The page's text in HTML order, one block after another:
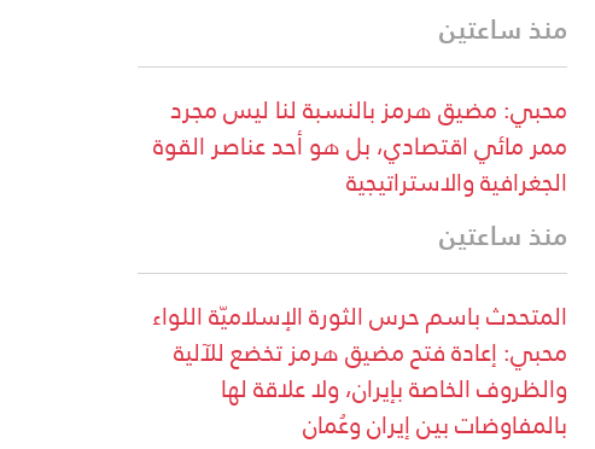
منذ ساعتين
محبي: مضيق هرمز بالنسبة لنا ليس مجرد
ممر مائي اقتصادي، بل هو أحد عناصر القوة
الجغرافية والاستراتيجية
منذ ساعتين
المتحدث باسم حرس الثورة الإسلاميّة اللواء
محبي: إعادة فتح مضيق هرمز تخضع للآلية
والظروف الخاصة بإيران، ولا علاقة لها
بالمفاوضات بين إيران وعُمان